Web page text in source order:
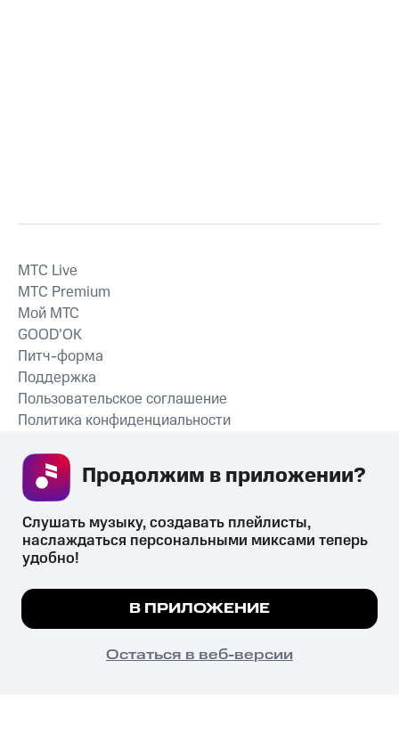
СКАЧАТЬ ПРИЛОЖЕНИЕ
MTС Live
MTС Premium
Мой МТС
GOOD’OK
Питч-форма
Поддержка
Пользовательское соглашение
Политика конфиденциальности
психотропных веществ, их аналогов причиняет вред здоровью,
их незаконный оборот запрещён и влечёт установленную
законодательством ответственность.
© 2026 ООО «КИОН».
Все права защищены
Мы используем куки, чтобы на сайте все
Подробнее
ПОНЯТНО
Слушать музыку, создавать плейлисты,
наслаждаться персональными миксами теперь
удобно!
В ПРИЛОЖЕНИЕ
Остаться в веб-версии